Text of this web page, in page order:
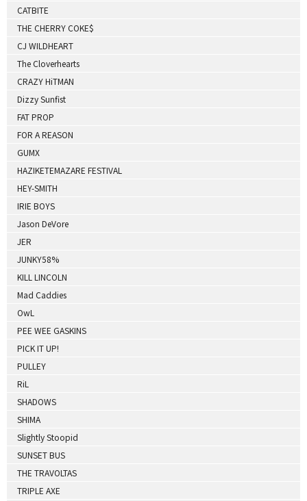
CATBITE
THE CHERRY COKE$
CJ WILDHEART
The Cloverhearts
CRAZY HiTMAN
Dizzy Sunfist
FAT PROP
FOR A REASON
GUMX
HAZIKETEMAZARE FESTIVAL
HEY-SMITH
IRIE BOYS
Jason DeVore
JER
JUNKY58%
KILL LINCOLN
Mad Caddies
OwL
PEE WEE GASKINS
PICK IT UP!
PULLEY
RiL
SHADOWS
SHIMA
Slightly Stoopid
SUNSET BUS
THE TRAVOLTAS
TRIPLE AXE